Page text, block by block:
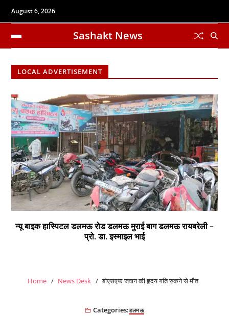
August 6, 2026
Sashakt News
LOCAL ADVERTISEMENT
न्यू बाइक हास्पिटल डलमऊ रोड डलमऊ मुराई बाग डलमऊ रायबरेली –
प्रो. डा. इस्माइल भाई
Home News Desk बीएसएफ जवान की हृदय गति रुकने से मौत
Categories:डलमऊ